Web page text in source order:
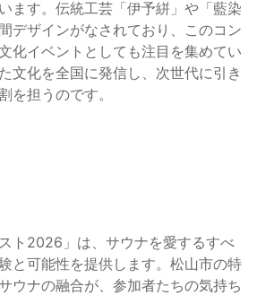
ます。伝統工芸「伊予絣」や「藍染
デザインがなされており、このコン
化イベントとしても注目を集めてい
文化を全国に発信し、次世代に引き
を担うのです。
ト2026」は、サウナを愛するすべ
と可能性を提供します。松山市の特
ウナの融合が、参加者たちの気持ち